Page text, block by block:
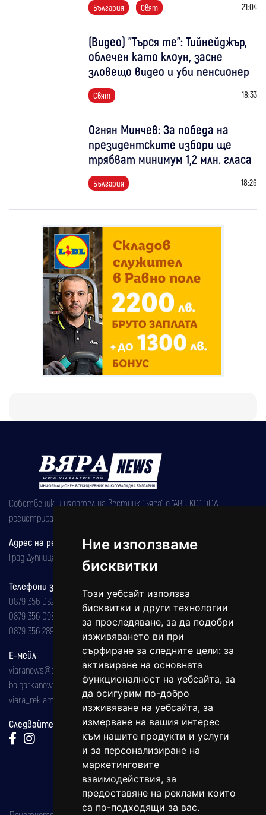
Ние използваме
бисквитки
Този уебсайт използва
бисквитки и други технологии
за проследяване, за да подобри
изживяването ви при
сърфиране за следните цели: за
активиране на основната
функционалност на уебсайта, за
да осигурим по-добро
изживяване на уебсайта, за
измерване на вашия интерес
към нашите продукти и услуги
и за персонализиране на
маркетинговите
взаимодействия, за
предоставяне на реклами които
са по-подходящи за вас.
България Свят 21:04
(Видео) "Търся те": Тийнейджър,
облечен като клоун, засне
зловещо видео и уби пенсионер
Свят 18:33
Огнян Минчев: За победа на
президентските избори ще
трябват минимум 1,2 млн. гласа
България 18:26
Собственик и издател на вестник "Вяра" е "АВС КО" ООД,
регистрирана на 08.05.2002 година.
Адрес на редакцията
Град Дупница, ул.''Христо Ботев" 43
Телефони за реклама и абонаменти
0879 356 082
0879 356 098
0879 356 289
Е-мейл
viaranews@gmail.com
balgarkanews@gmail.com
viara_reklama@mail.bg
Следвайте ни: